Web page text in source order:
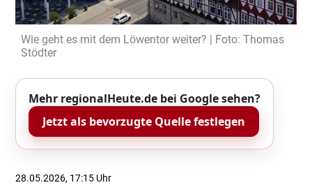
Wie geht es mit dem Löwentor weiter? | Foto: Thomas
Stödter
Mehr regionalHeute.de bei Google sehen?
Jetzt als bevorzugte Quelle festlegen
28.05.2026, 17:15 Uhr